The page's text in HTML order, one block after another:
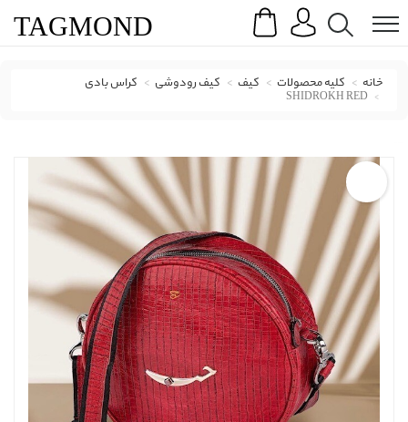
Search
TAGMOND
خانه کلیه محصولات کیف کیف رودوشی کراس بادی
SHIDROKH RED